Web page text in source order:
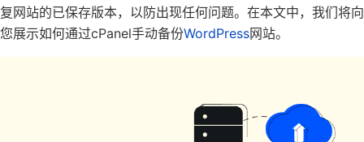
复网站的已保存版本，以防出现任何问题。在本文中，我们将向
您展示如何通过cPanel手动备份WordPress网站。